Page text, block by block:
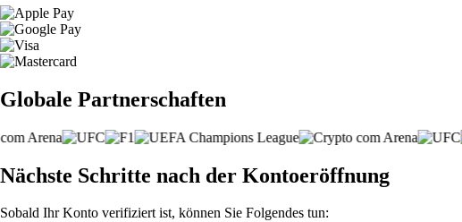
Globale Partnerschaften
Nächste Schritte nach der Kontoeröffnung
Sobald Ihr Konto verifiziert ist, können Sie Folgendes tun: